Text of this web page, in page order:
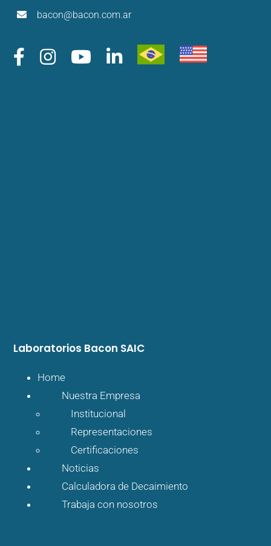
bacon@bacon.com.ar
Laboratorios Bacon SAIC
Home
Nuestra Empresa
Institucional
Representaciones
Certificaciones
Noticias
Calculadora de Decaimiento
Trabaja con nosotros